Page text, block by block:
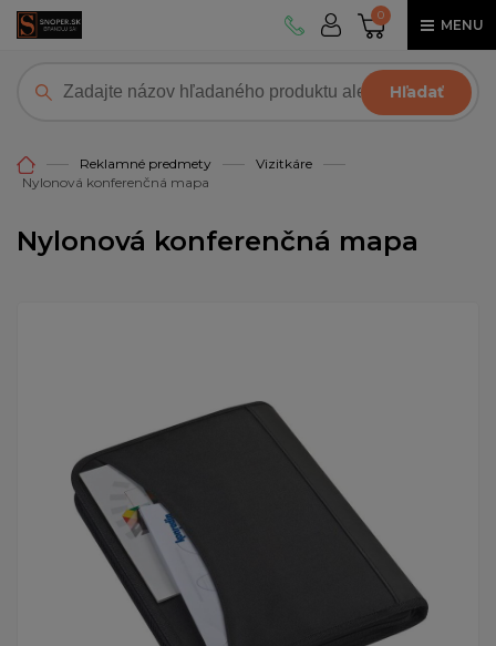
0
MENU
Hľadať
Reklamné predmety
Vizitkáre
Nylonová konferenčná mapa
Nylonová konferenčná mapa